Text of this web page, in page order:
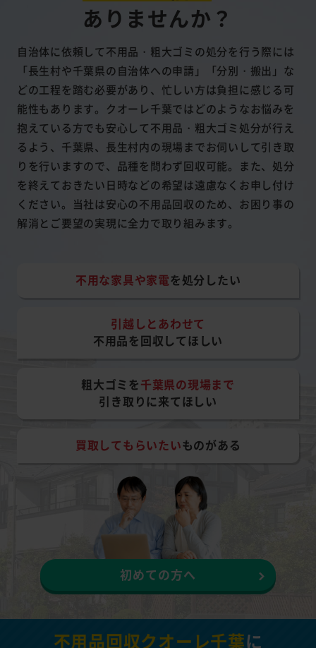
ありませんか？
自治体に依頼して不用品・粗大ゴミの処分を行う際には
「長生村や千葉県の自治体への申請」「分別・搬出」な
どの工程を踏む必要があり、忙しい方は負担に感じる可
能性もあります。クオーレ千葉ではどのようなお悩みを
抱えている方でも安心して不用品・粗大ゴミ処分が行え
るよう、千葉県、長生村内の現場までお伺いして引き取
りを行いますので、品種を問わず回収可能。また、処分
を終えておきたい日時などの希望は遠慮なくお申し付け
ください。当社は安心の不用品回収のため、お困り事の
解消とご要望の実現に全力で取り組みます。
不用な家具や家電を処分したい
引越しとあわせて
不用品を回収してほしい
粗大ゴミを千葉県の現場まで
引き取りに来てほしい
買取してもらいたいものがある
初めての方へ
不用品回収クオーレ千葉に